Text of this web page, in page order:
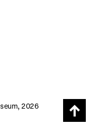
Scroll
page
2026